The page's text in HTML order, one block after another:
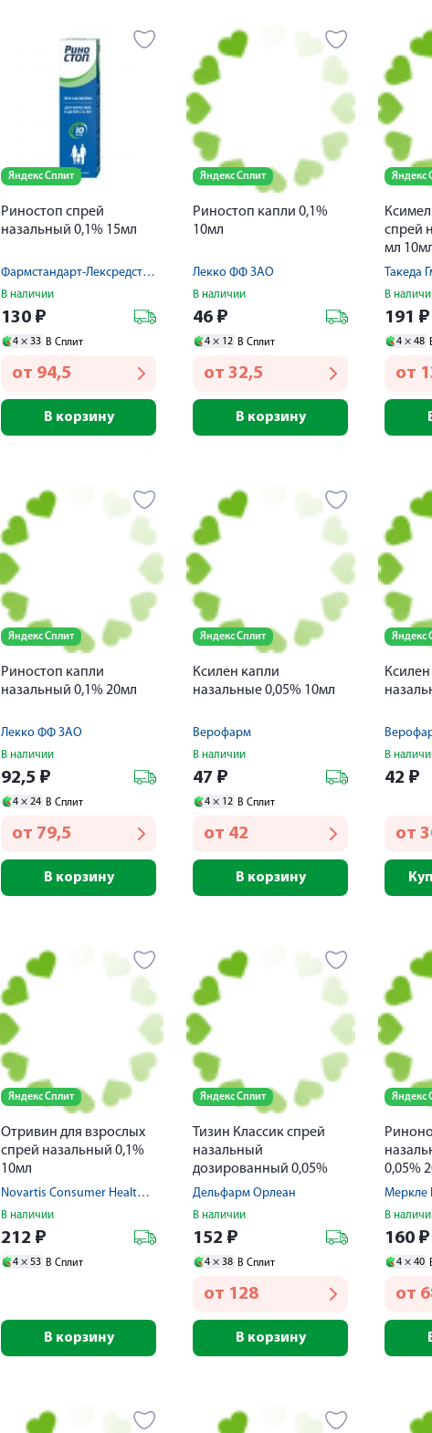
Яндекс Сплит
Риностоп спрей
назальный 0,1% 15мл
Фармстандарт-Лексредства ОАО
В наличии
130 ₽
4 × 33 В Сплит
от 94,5
В корзину
Яндекс Сплит
Риностоп капли 0,1%
10мл
Лекко ФФ ЗАО
В наличии
46 ₽
4 × 12 В Сплит
от 32,5
В корзину
Яндекс
спрей
мл
Такеда
В
191 ₽
4 × 48
от
Яндекс Сплит
Риностоп капли
назальный 0,1% 20мл
Лекко ФФ ЗАО
В наличии
92,5 ₽
4 × 24 В Сплит
от 79,5
В корзину
Яндекс Сплит
Ксилен капли
назальные 0,05% 10мл
Верофарм
В наличии
47 ₽
4 × 12 В Сплит
от 42
В корзину
Яндекс
В
42 ₽
от
Яндекс Сплит
Отривин для взрослых
спрей назальный 0,1%
10мл
Novartis Consumer Health/Хелеон КХ САРЛ
В наличии
212 ₽
4 × 53 В Сплит
В корзину
Яндекс Сплит
Тизин Классик спрей
назальный
дозированный 0,05%
10мл
Дельфарм Орлеан
В наличии
152 ₽
4 × 38 В Сплит
от 128
В корзину
Яндекс
0,05%
Меркле
В
160 ₽
4 × 40
от